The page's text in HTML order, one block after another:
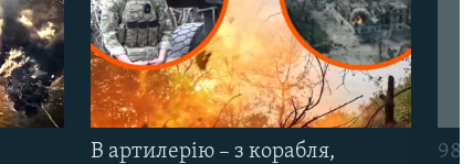
В артилерію – з корабля,
98-